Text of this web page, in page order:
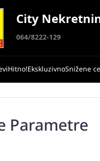
City
064/8222-129
Hitno!EkskluzivnoSnižene
Parametre